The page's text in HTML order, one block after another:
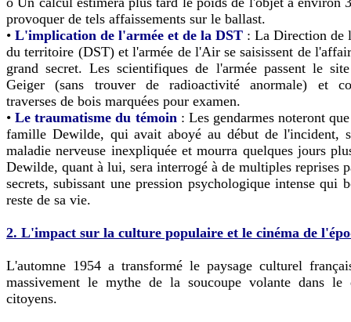
provoquer de tels affaissements sur le ballast.
• L'implication de l'armée et de la DST : La Direction de
du territoire (DST) et l'armée de l'Air se saisissent de
grand secret. Les scientifiques de l'armée passent le
Geiger (sans trouver de radioactivité anormale) et
traverses de bois marquées pour examen.
•Le traumatisme du témoin : Les gendarmes noteront
famille Dewilde, qui avait aboyé au début de l'incident,
maladie nerveuse inexpliquée et mourra quelques jours
Dewilde, quant à lui, sera interrogé à de multiples reprises
secrets, subissant une pression psychologique intense qui
reste de sa vie.
2. L'impact sur la culture populaire et le cinéma de
L'automne 1954 a transformé le paysage culturel
massivement le mythe de la soucoupe volante dans le
citoyens.